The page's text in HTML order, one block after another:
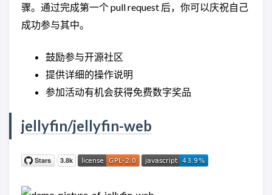
骤。通过完成第一个 pull request 后，你可以庆祝自己
成功参与其中。
鼓励参与开源社区
提供详细的操作说明
参加活动有机会获得免费数字奖品
jellyfin/jellyfin-web